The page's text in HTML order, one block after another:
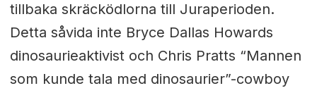
tillbaka skräcködlorna till Juraperioden.
Detta såvida inte Bryce Dallas Howards
dinosaurieaktivist och Chris Pratts “Mannen
som kunde tala med dinosaurier”-cowboy